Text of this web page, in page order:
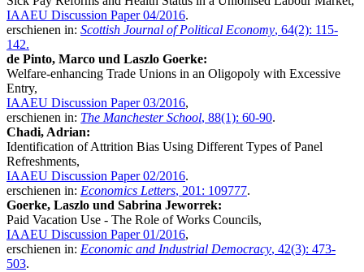
IAAEU Discussion Paper 04/2016.
erschienen in: Scottish Journal of Political Economy, 64(2): 115-
142.
de Pinto, Marco und Laszlo Goerke:
Welfare-enhancing Trade Unions in an Oligopoly with Excessive
Entry,
IAAEU Discussion Paper 03/2016,
erschienen in: The Manchester School, 88(1): 60-90.
Chadi, Adrian:
Identification of Attrition Bias Using Different Types of Panel
Refreshments,
IAAEU Discussion Paper 02/2016.
erschienen in: Economics Letters, 201: 109777.
Goerke, Laszlo und Sabrina Jeworrek:
Paid Vacation Use - The Role of Works Councils,
IAAEU Discussion Paper 01/2016,
erschienen in: Economic and Industrial Democracy, 42(3): 473-
503.